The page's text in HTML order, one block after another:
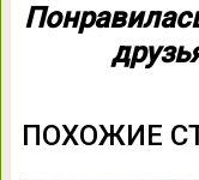
ПОХОЖИЕ